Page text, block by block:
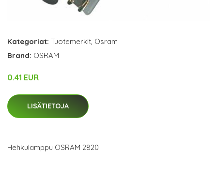
Kategoriat: Tuotemerkit, Osram
Brand: OSRAM
0.41 EUR
LISÄTIETOJA
Hehkulamppu OSRAM 2820